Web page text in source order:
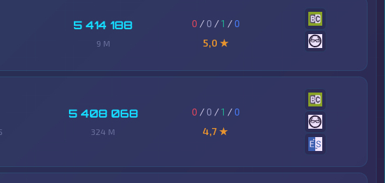
5 414 188
9 M
0 / 0 /1 /0
5,0 ★
5 408 068
324 M
0 / 0 /1 /0
4,7 ★